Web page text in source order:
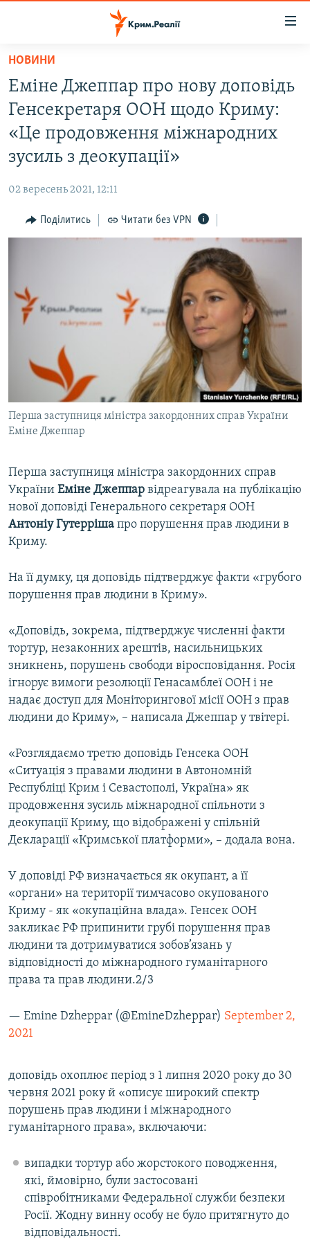
Перейти
основного
матеріалу
Перейти
до
основної
Перейти
пошуку
ВОДА.КРИМ
ВІДЕО ТА ФОТО
ПОГЛЯД
ІНТЕРВ'Ю
ДЕПОРТАЦІЯ
ВІДЕОУРОКИ «ELIFBE»
СВІДЧЕННЯ ОКУПАЦІЇ
УКРАЇНСЬКА ПРОБЛЕМА КРИМУ
ІНФОГРАФІКА
ЯК ОБІЙТИ БЛОКУВАННЯ
Qırımtatar
ДОЛУЧАЙСЯ!
НОВИНИ
Еміне Джеппар про нову доповідь
Генсекретаря ООН щодо Криму:
«Це продовження міжнародних
зусиль з деокупації»
02 вересень 2021, 12:11
Поділитись Читати без VPN
Перша заступниця міністра закордонних справ України
Еміне Джеппар
Перша заступниця міністра закордонних справ
України Еміне Джеппар відреагувала на публікацію
нової доповіді Генерального секретаря ООН
Антоніу Гутерріша про порушення прав людини в
Криму.
На її думку, ця доповідь підтверджує факти «грубого
порушення прав людини в Криму».
«Доповідь, зокрема, підтверджує численні факти
тортур, незаконних арештів, насильницьких
зникнень, порушень свободи віросповідання. Росія
ігнорує вимоги резолюції Генасамблеї ООН і не
надає доступ для Моніторингової місії ООН з прав
людини до Криму», – написала Джеппар у твітері.
«Розглядаємо третю доповідь Генсека ООН
«Ситуація з правами людини в Автономній
Республіці Крим і Севастополі, Україна» як
продовження зусиль міжнародної спільноти з
деокупації Криму, що відображені у спільній
Декларації «Кримської платформи», – додала вона.
У доповіді РФ визначається як окупант, а її
«органи» на території тимчасово окупованого
Криму - як «окупаційна влада». Генсек ООН
закликає РФ припинити грубі порушення прав
людини та дотримуватися зобов’язань у
відповідності до міжнародного гуманітарного
права та прав людини.2/3
— Emine Dzheppar (@EmineDzheppar) September 2,
2021
доповідь охоплює період з 1 липня 2020 року до 30
червня 2021 року й «описує широкий спектр
порушень прав людини і міжнародного
гуманітарного права», включаючи:
випадки тортур або жорстокого поводження,
які, ймовірно, були застосовані
співробітниками Федеральної служби безпеки
Росії. Жодну винну особу не було притягнуто до
відповідальності.